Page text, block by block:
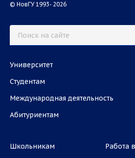
© НовГУ 1993- 2026
Университет
Студентам
Международная деятельность
Абитуриентам
Школьникам
Работа